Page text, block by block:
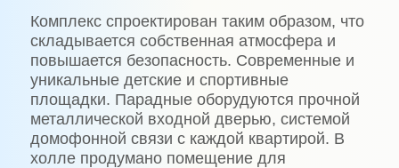
Комплекс спроектирован таким образом, что
складывается собственная атмосфера и
повышается безопасность. Современные и
уникальные детские и спортивные
площадки. Парадные оборудуются прочной
металлической входной дверью, системой
домофонной связи с каждой квартирой. В
холле продумано помещение для